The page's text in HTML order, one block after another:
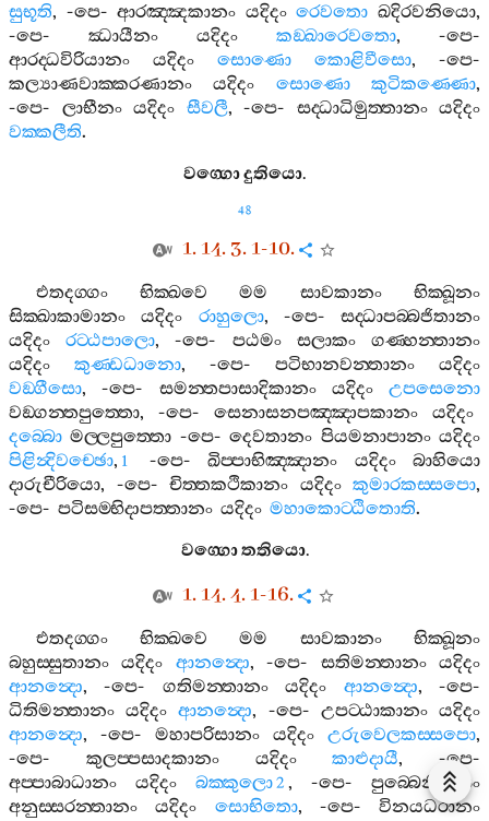
සුභූති, -පෙ-ආරඤ‍්ඤකානං යදිදං රෙවතො ඛදිරවනියො,
-පෙ- ඣායීනං යදිදං කඞ‍්ඛාරෙවතො, -පෙ-
ආරද‍්ධවිරියානං
යදිදං සොණො කොළිවීසො, -පෙ-
කල්‍යාණවාක‍්කරණානං
යදිදං සොණො කුටිකණ‍්ණො,
-පෙ- ලාභීනං යදිදං සීවලී, -පෙ- සද‍්ධාධිමුත‍්තානං යදිදං
වක‍්කලීති.
වග‍්ගොදුතියො.
48
1. 14. 3. 1-10.
එතදග‍්ගං භික‍්ඛවෙ මම සාවකානං
භික‍්ඛූනං
සික‍්ඛාකාමානං
යදිදං රාහුලො, -පෙ- සද‍්ධාපබ‍්බජිතානං
යදිදං
රට‍්ඨපාලො, -පෙ- පඨමං සලාකං
ගණ‍්හන‍්තානං
යදිදං
කුණ‍්ඩධානො, -පෙ- පටිභානවන‍්තානං
යදිදං
වඞ‍්ගීසො, -පෙ- සමන‍්තපාසාදිකානං යදිදං
උපසෙනො
වඞ‍්ගන‍්තපුත‍්තො, -පෙ- සෙනාසනපඤ‍්ඤාපකානං
යදිදං
දබ‍්බො මල‍්ලපුත‍්තො -පෙ-දෙවතානං පියමනාපානං යදිදං
පිළින්‍දිවච‍්ඡො, 1 -පෙ- ඛිප‍්පාභිඤ‍්ඤානං යදිදං
බාහියො
දාරුචීරියො, -පෙ- චිත‍්තකථිකානං යදිදං කුමාරකස‍්සපො,
-පෙ- පටිසම‍්භිදාපත‍්තානං යදිදං මහාකොට‍්ඨිතොති.
වග‍්ගොතතියො.
1. 14. 4. 1-16.
එතදග‍්ගං භික‍්ඛවෙ මම සාවකානං
භික‍්ඛූනං
බහුස‍්සුතානං
යදිදං ආනන්‍දො, -පෙ- සතිමන‍්තානං
යදිදං
ආනන්‍දො, -පෙ- ගතිමන‍්තානං යදිදං ආනන්‍දො, -පෙ-
ධිතිමන‍්තානං යදිදං ආනන්‍දො, -පෙ- උපට‍්ඨාකානං යදිදං
ආනන්‍දො, -පෙ- මහාපරිසානං යදිදං උරුවෙලකස‍්සපො,
-පෙ- කුලප‍්පසාදකානං යදිදං කාළුදායී, -පෙ-
අප‍්පාබාධානං
යදිදං බක‍්කුලො2 , -පෙ- පුබ‍්බෙනිවාසං
අනුස‍්සරන‍්තානං
යදිදං සොභිතො, -පෙ- විනයධරානං